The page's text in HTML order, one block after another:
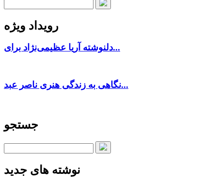
رویداد ویژه
دلنوشته آریا عظیمی‌نژاد برای...
نگاهی به زندگی هنری ناصر عبد...
جستجو
نوشته های جدید